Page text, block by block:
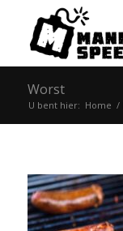
Worst
U bent hier: Home /